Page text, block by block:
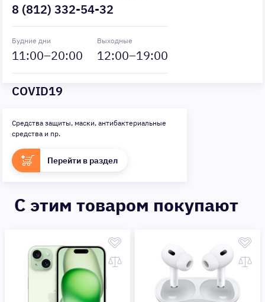
8 (812) 332-54-32
Будние дни
11:00–20:00
Выходные
12:00–19:00
COVID19
Средства защиты, маски, антибактериальные
средства и пр.
Перейти в раздел
C этим товаром покупают